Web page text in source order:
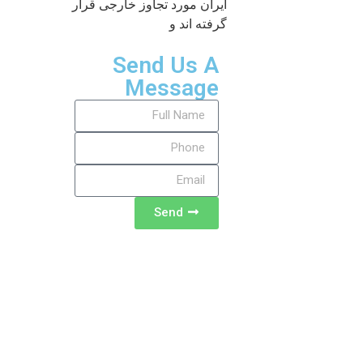
ایران مورد تجاوز خارجی قرار
گرفته اند و
Send Us A
Message
Send